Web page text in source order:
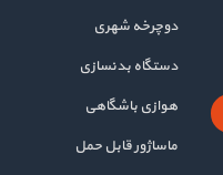
دوچرخه شهری
دستگاه بدنسازی
هوازی باشگاهی
ماساژور قابل حمل